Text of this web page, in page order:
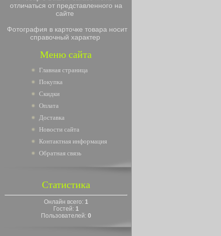
отличаться от представленного на
сайте
Фотография в карточке товара носит
справочный характер
Меню сайта
Главная страница
Покупка
Скидки
Оплата
Доставка
Новости сайта
Контактная информация
Обратная связь
Статистика
Онлайн всего: 1
Гостей: 1
Пользователей: 0